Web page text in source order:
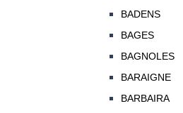
BADENS
BAGES
BAGNOLES
BARAIGNE
BARBAIRA